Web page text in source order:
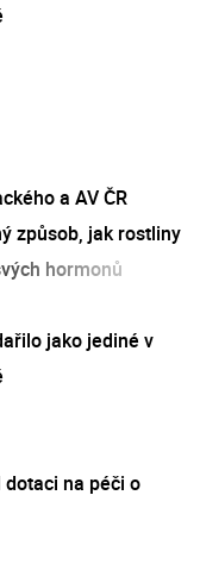
a AV ČR
způsob, jak rostliny
hormonů
jako jediné v
na péči o